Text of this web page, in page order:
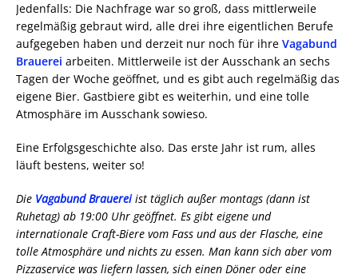
Jedenfalls: Die Nachfrage war so groß, dass mittlerweile
regelmäßig gebraut wird, alle drei ihre eigentlichen Berufe
aufgegeben haben und derzeit nur noch für ihre Vagabund
Brauerei arbeiten. Mittlerweile ist der Ausschank an sechs
Tagen der Woche geöffnet, und es gibt auch regelmäßig das
eigene Bier. Gastbiere gibt es weiterhin, und eine tolle
Atmosphäre im Ausschank sowieso.
Eine Erfolgsgeschichte also. Das erste Jahr ist rum, alles
läuft bestens, weiter so!
Die Vagabund Brauereiist täglich außer montags (dann ist
Ruhetag) ab 19:00 Uhr geöffnet. Es gibt eigene und
internationale Craft-Biere vom Fass und aus der Flasche, eine
tolle Atmosphäre und nichts zu essen. Man kann sich aber vom
Pizzaservice was liefern lassen, sich einen Döner oder eine